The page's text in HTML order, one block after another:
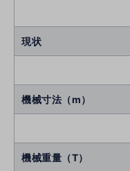
現状
機械寸法（m）
機械重量（T）